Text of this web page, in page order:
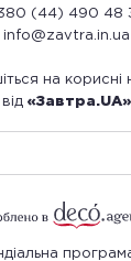
(44) 490 48
info@zavtra.in.ua
на корисні
від «Завтра.UA»